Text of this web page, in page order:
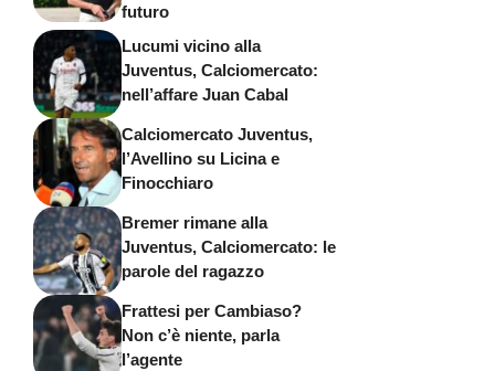
futuro
Lucumi vicino alla
Juventus, Calciomercato:
nell’affare Juan Cabal
Calciomercato Juventus,
l’Avellino su Licina e
Finocchiaro
Bremer rimane alla
Juventus, Calciomercato: le
parole del ragazzo
Frattesi per Cambiaso?
Non c’è niente, parla
l’agente